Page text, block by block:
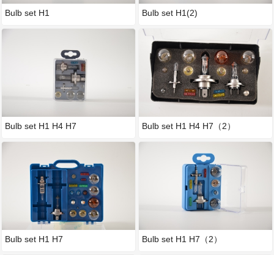
Bulb set H1
Bulb set H1 H4 H7
Bulb set H1 H7
Bulb set H1(2)
Bulb set H1 H4 H7（2）
Bulb set H1 H7（2）